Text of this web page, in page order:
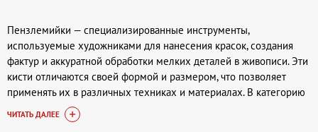
Пензлемийки — специализированные инструменты,
используемые художниками для нанесения красок, создания
фактур и аккуратной обработки мелких деталей в живописи. Эти
кисти отличаются своей формой и размером, что позволяет
применять их в различных техниках и материалах. В категорию
Пензлемийки входят кисти с особой конфигурацией щетины —
плоские, скошенные, веерные и другие, которые удовлетворяют
ЧИТАТЬ ДАЛЕЕ